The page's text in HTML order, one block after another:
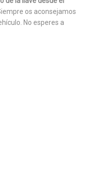
os aconsejamos
No esperes a